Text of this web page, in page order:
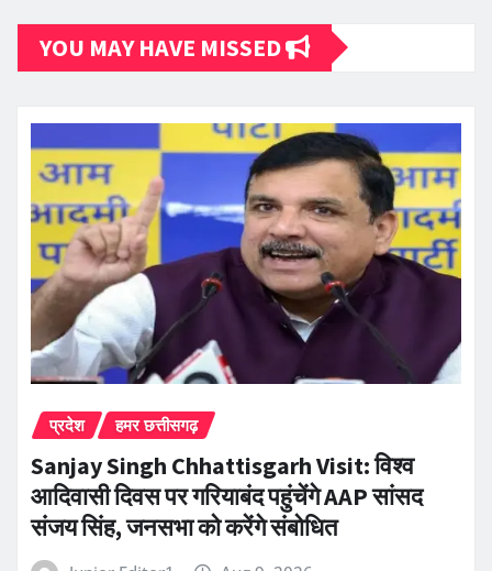
YOU MAY HAVE MISSED
प्रदेश हमर छत्तीसगढ़
Sanjay Singh Chhattisgarh Visit: विश्व
आदिवासी दिवस पर गरियाबंद पहुंचेंगे AAP सांसद
संजय सिंह, जनसभा को करेंगे संबोधित